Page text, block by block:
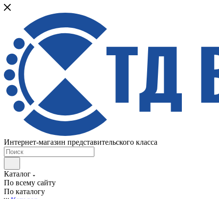
Интернет-магазин представительского класса
Каталог
По всему сайту
По каталогу